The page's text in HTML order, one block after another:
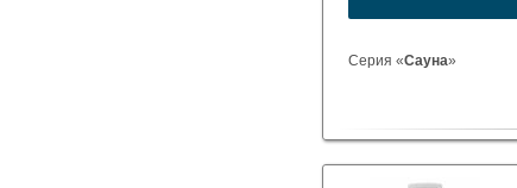
Серия «Сауна»